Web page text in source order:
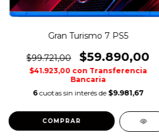
Gran Turismo 7 PS5
$99.721,00 $59.890,00
$41.923,00 con Transferencia
Bancaria
6 cuotas sin interés de $9.981,67
COMPRAR